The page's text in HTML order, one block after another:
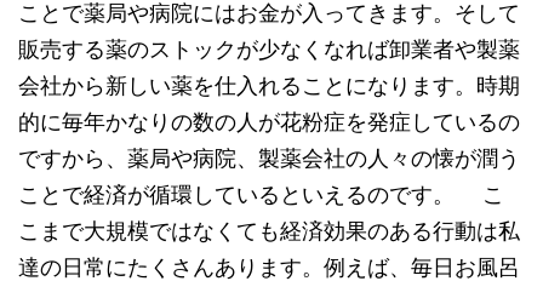
ことで薬局や病院にはお金が入ってきます。そして
販売する薬のストックが少なくなれば卸業者や製薬
会社から新しい薬を仕入れることになります。時期
的に毎年かなりの数の人が花粉症を発症しているの
ですから、薬局や病院、製薬会社の人々の懐が潤う
ことで経済が循環しているといえるのです。 こ
こまで大規模ではなくても経済効果のある行動は私
達の日常にたくさんあります。例えば、毎日お風呂